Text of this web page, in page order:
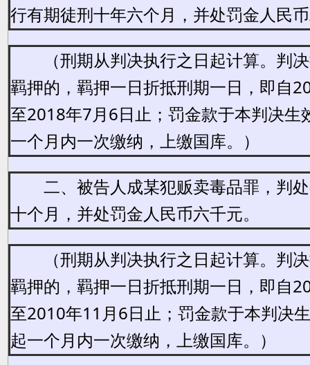
行有期徒刑十年六个月，并处罚金人民
（刑期从判决执行之日起计算。判
羁押的，羁押一日折抵刑期一日，即自
至2018年7月6日止；罚金款于本判决生
一个月内一次缴纳，上缴国库。）
二、被告人成某犯贩卖毒品罪，判
十个月，并处罚金人民币六千元。
（刑期从判决执行之日起计算。判
羁押的，羁押一日折抵刑期一日，即自
至2010年11月6日止；罚金款于本判决
起一个月内一次缴纳，上缴国库。）